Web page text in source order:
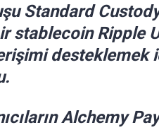
Standard
stablecoin Ripple
desteklemek
Alchemy